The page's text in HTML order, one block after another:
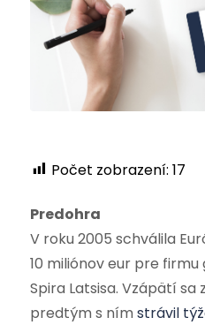
Počet zobrazení: 17
Predohra
V roku 2005 schválila
10 miliónov eur pre
Spira Latsisa. Vzápätí sa
predtým s ním strávil